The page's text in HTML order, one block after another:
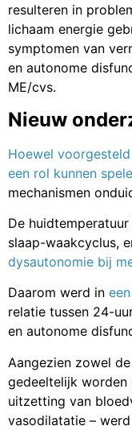
resulteren in
lichaam energie
symptomen van
en autonome
ME/cvs.
Nieuw
Hoewel
een rol kunnen
mechanismen
De
slaap-waakcyclus,
dysautonomie bij
Daarom werd in
relatie tussen 24-
en autonome
Aangezien zowel
gedeeltelijk worden
uitzetting van
vasodilatatie –